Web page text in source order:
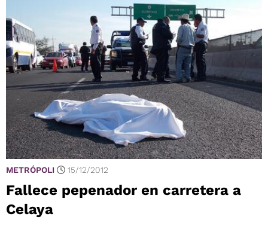
METRÓPOLI 15/12/2012
Fallece pepenador en carretera a
Celaya